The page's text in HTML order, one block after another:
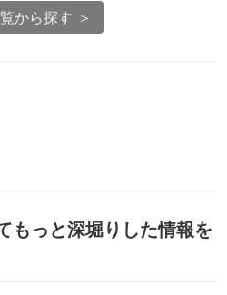
から探す ＞
もっと深堀りした情報を